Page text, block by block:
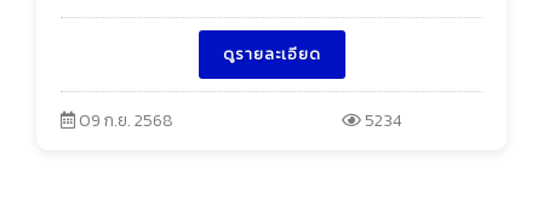
ดูรายละเอียด
09 ก.ย. 2568 5234